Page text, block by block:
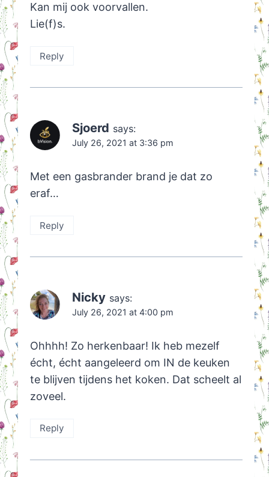
Kan mij ook voorvallen.
Lie(f)s.
Reply
Sjoerd says:
July 26, 2021 at 3:36 pm
Met een gasbrander brand je dat zo
eraf…
Reply
Nicky says:
July 26, 2021 at 4:00 pm
Ohhhh! Zo herkenbaar! Ik heb mezelf
écht, écht aangeleerd om IN de keuken
te blijven tijdens het koken. Dat scheelt al
zoveel.
Reply